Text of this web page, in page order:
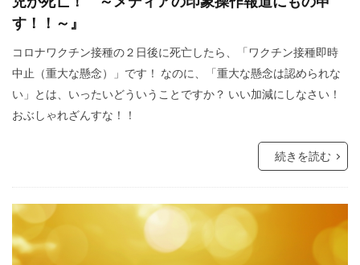
す！！～』
コロナワクチン接種の２日後に死亡したら、「ワクチン接種即時
中止（重大な懸念）」です！ なのに、「重大な懸念は認められな
い」とは、いったいどういうことですか？ いい加減にしなさい！
おぶしゃれざんすな！！
続きを読む
誘拐
訪日 言論弾圧
言論の自由
行方不明
英国国教会 芽胞
芸能人
芦田修正
自由
自治基本条例
超監視社会
高血圧
食料安全保障
食料増産命令
食料危機 頼清徳
違法
陰謀
闇の権力者